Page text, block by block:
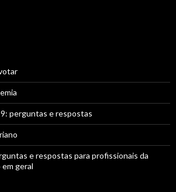
perguntas e respostas
e respostas para profissionais da
em geral